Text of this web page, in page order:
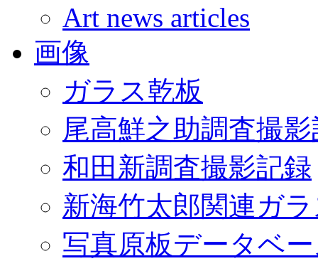
Art news articles
画像
ガラス乾板
尾高鮮之助調査撮
和田新調査撮影記録
新海竹太郎関連ガ
写真原板データベ